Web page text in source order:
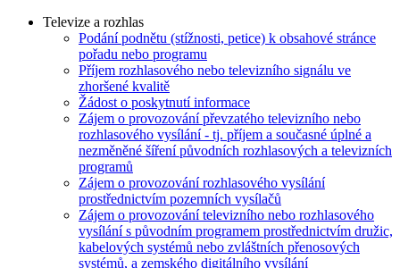
Televize a rozhlas
Podání podnětu (stížnosti, petice) k obsahové stránce
pořadu nebo programu
Příjem rozhlasového nebo televizního signálu ve
zhoršené kvalitě
Žádost o poskytnutí informace
Zájem o provozování převzatého televizního nebo
rozhlasového vysílání - tj. příjem a současné úplné a
nezměněné šíření původních rozhlasových a televizních
programů
Zájem o provozování rozhlasového vysílání
prostřednictvím pozemních vysílačů
Zájem o provozování televizního nebo rozhlasového
vysílání s původním programem prostřednictvím družic,
kabelových systémů nebo zvláštních přenosových
systémů, a zemského digitálního vysílání